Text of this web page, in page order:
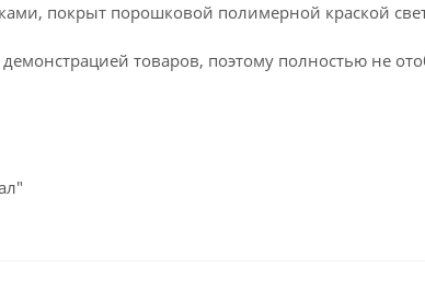
покрыт порошковой полимерной краской
товаров, поэтому полностью не